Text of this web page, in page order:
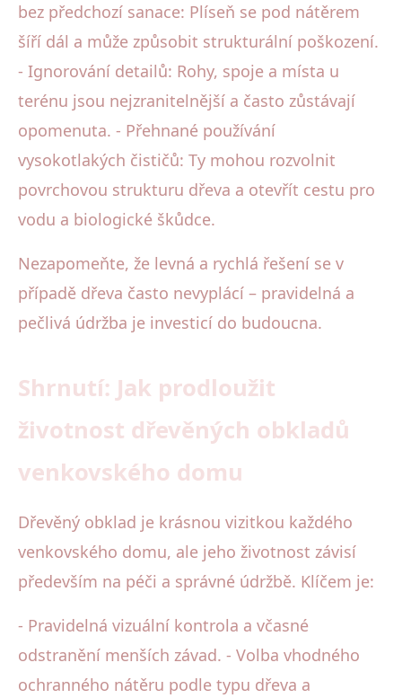
bez předchozí sanace: Plíseň se pod nátěrem
šíří dál a může způsobit strukturální poškození.
- Ignorování detailů: Rohy, spoje a místa u
terénu jsou nejzranitelnější a často zůstávají
opomenuta. - Přehnané používání
vysokotlakých čističů: Ty mohou rozvolnit
povrchovou strukturu dřeva a otevřít cestu pro
vodu a biologické škůdce.
Nezapomeňte, že levná a rychlá řešení se v
případě dřeva často nevyplácí – pravidelná a
pečlivá údržba je investicí do budoucna.
Shrnutí: Jak prodloužit
životnost dřevěných obkladů
venkovského domu
Dřevěný obklad je krásnou vizitkou každého
venkovského domu, ale jeho životnost závisí
především na péči a správné údržbě. Klíčem je:
- Pravidelná vizuální kontrola a včasné
odstranění menších závad. - Volba vhodného
ochranného nátěru podle typu dřeva a